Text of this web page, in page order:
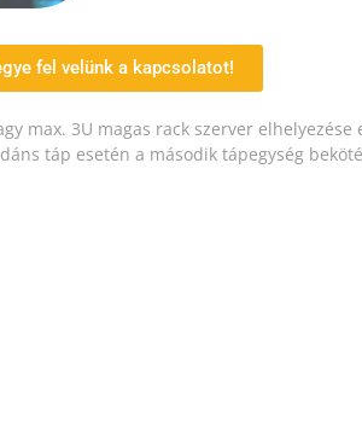
fel velünk a kapcsolatot!
max. 3U magas rack szerver
táp esetén a második tápegység